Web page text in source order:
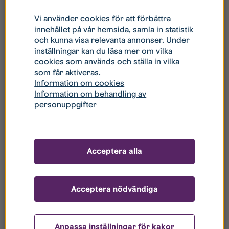
Storlek: 3 rum och kök, 76 m
Våning:
Hyra: 13 603 kr⁄ månad
Tillträde:
För visning:
Tågvirkesgatan 19
Ebbepark Labbet
Vi använder cookies för att förbättra
innehållet på vår hemsida, samla in statistik
och kunna visa relevanta annonser. Under
inställningar kan du läsa mer om vilka
cookies som används och ställa in vilka
som får aktiveras.
Information om cookies
Information om behandling av
personuppgifter
Anpassa inställningar för kakor
Acceptera nödvändiga
Acceptera alla